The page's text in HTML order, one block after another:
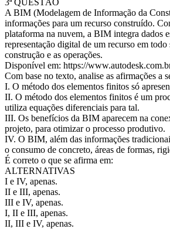
3ª QUESTÃO
A BIM (Modelagem de Informação da
informações para um recurso construído.
plataforma na nuvem, a BIM integra dados
representação digital de um recurso em
construção e as operações.
Disponível em: https://
Com base no texto, analise as afirmações a
I. O método dos elementos finitos só
II. O método dos elementos finitos é um
utiliza equações diferenciais para tal.
III. Os benefícios da BIM aparecem na
projeto, para otimizar o processo produtivo.
IV. O BIM, além das informações
o consumo de concreto, áreas de formas,
É correto o que se afirma em:
ALTERNATIVAS
I e IV, apenas.
II e III, apenas.
III e IV, apenas.
I, II e III, apenas.
II, III e IV, apenas.